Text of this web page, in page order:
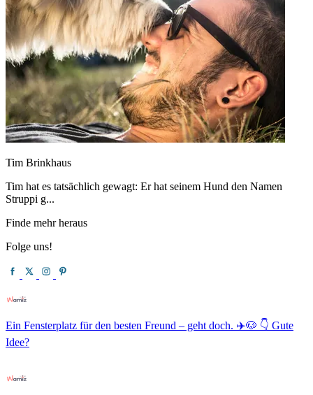
Tim Brinkhaus
Tim hat es tatsächlich gewagt: Er hat seinem Hund den Namen
Struppi g...
Finde mehr heraus
Folge uns!
Ein Fensterplatz für den besten Freund – geht doch. ✈️🐶 👇 Gute
Idee?